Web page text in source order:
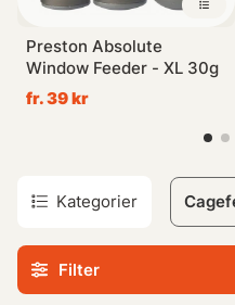
Preston Absolute
Window Feeder - XL 30g
fr. 39 kr
Kategorier
Filter